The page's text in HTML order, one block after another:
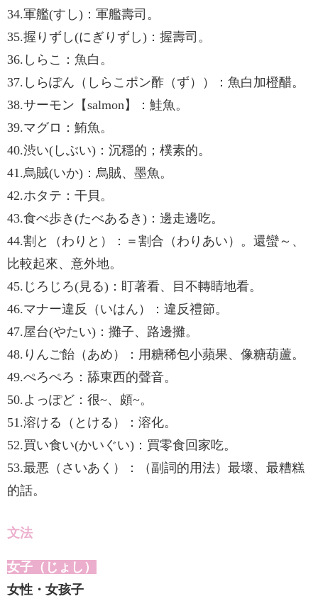
34.軍艦(すし)：軍艦壽司。
35.握りずし(にぎりずし)：握壽司。
36.しらこ：魚白。
37.しらぽん（しらこポン酢（ず））：魚白加橙醋。
38.サーモン【salmon】：鮭魚。
39.マグロ：鮪魚。
40.渋い(しぶい)：沉穩的；樸素的。
41.烏賊(いか)：烏賊、墨魚。
42.ホタテ：干貝。
43.食べ歩き(たべあるき)：邊走邊吃。
44.割と（わりと）：＝割合（わりあい）。還蠻～、
比較起來、意外地。
45.じろじろ(見る)：盯著看、目不轉睛地看。
46.マナー違反（いはん）：違反禮節。
47.屋台(やたい)：攤子、路邊攤。
48.りんご飴（あめ）：用糖稀包小蘋果、像糖葫蘆。
49.ぺろぺろ：舔東西的聲音。
50.よっぽど：很~、頗~。
51.溶ける（とける）：溶化。
52.買い食い(かいぐい)：買零食回家吃。
53.最悪（さいあく）：（副詞的用法）最壞、最糟糕
的話。
文法
女子（じょし）
女性・女孩子